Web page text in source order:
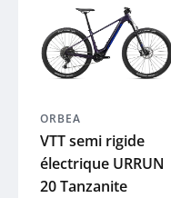
ORBEA
VTT semi rigide
électrique URRUN
20 Tanzanite